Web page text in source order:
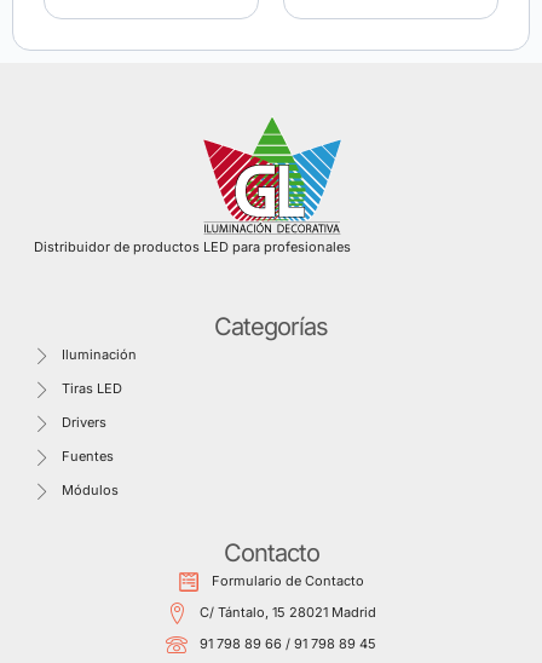
Distribuidor de productos LED para profesionales
Categorías
Iluminación
Tiras LED
Drivers
Fuentes
Módulos
Contacto
Formulario de Contacto
C/ Tántalo, 15 28021 Madrid
91 798 89 66 / 91 798 89 45